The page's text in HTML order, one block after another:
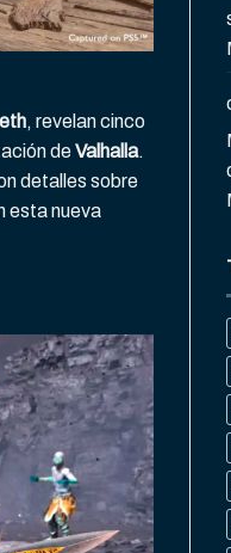
, revelan cinco
deValhalla.
detalles sobre
esta nueva